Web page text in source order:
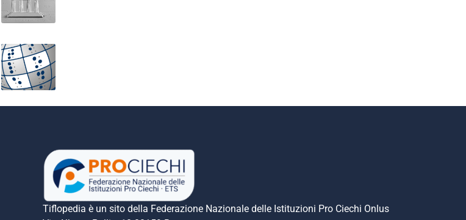
Tiflopedia è un sito della Federazione Nazionale delle Istituzioni Pro Ciechi Onlus